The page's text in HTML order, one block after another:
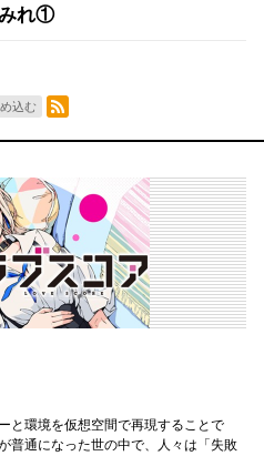
れ①
込む
RSSフィード
と環境を仮想空間で再現することで
普通になった世の中で、人々は「失敗